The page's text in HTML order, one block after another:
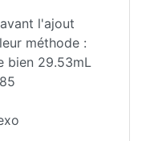
l'ajout
méthode :
bien 29.53mL